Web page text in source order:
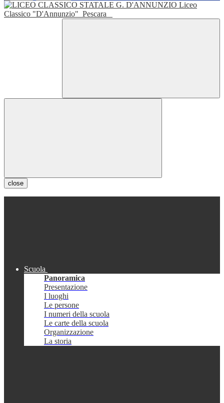
Liceo
Classico "D'Annunzio" Pescara
close
Scuola
Panoramica
Presentazione
I luoghi
Le persone
I numeri della scuola
Le carte della scuola
Organizzazione
La storia